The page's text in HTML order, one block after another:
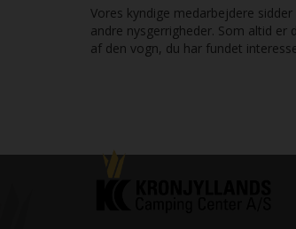
Vores kyndige medarbejdere
andre nysgerrigheder. Som altid
af den vogn, du har fundet